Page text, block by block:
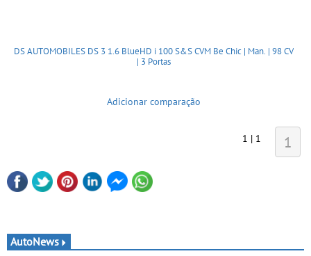
DS AUTOMOBILES DS 3 1.6 BlueHD i 100 S&S CVM Be Chic | Man. | 98 CV
| 3 Portas
Adicionar comparação
1 | 1 1
AutoNews